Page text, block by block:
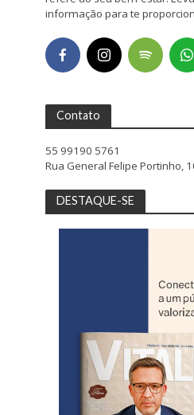
informação para te
Contato
55 99190 5761
Rua General Felipe Portinho,
DESTAQUE-SE